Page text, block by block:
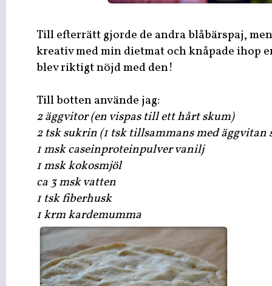
Till efterrätt gjorde de andra blåbärspaj,
kreativ med min dietmat och knåpade ihop
blev riktigt nöjd med den!
Till botten använde jag:
2 äggvitor (en vispas till ett hårt skum)
2 tsk sukrin (1 tsk tillsammans med äggvitan
1 msk caseinproteinpulver vanilj
1 msk kokosmjöl
ca 3 msk vatten
1 tsk fiberhusk
1 krm kardemumma